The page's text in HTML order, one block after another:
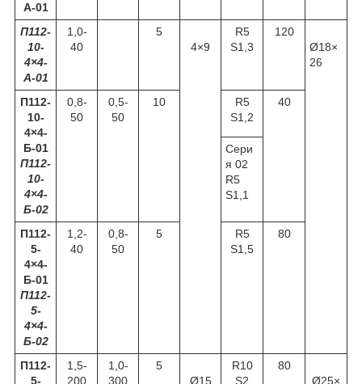
А-01
П112-
10-
4×4-
А-01
1,0-
40
5
4×9
R5
S1,3
120
Ø18×
26
П112-
10-
4×4-
Б-01
П112-
10-
4×4-
Б-02
0,8-
50
0,5-
50
10
R5
S1,2
40
Сери
я 02
R5
S1,1
П112-
5-
4×4-
Б-01
П112-
5-
4×4-
Б-02
1,2-
40
0,8-
50
5
R5
S1,5
80
П112-
5-
1,5-
200
1,0-
300
5
Ø15
R10
S2
80
Ø25×